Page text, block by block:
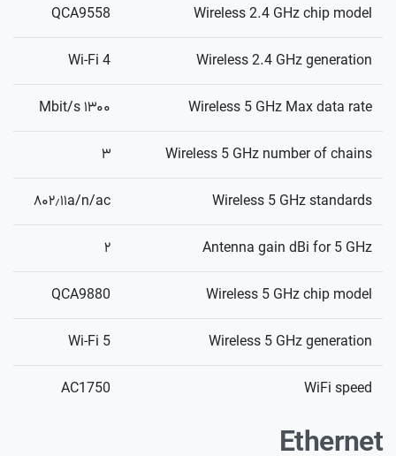
Wireless 2.4 GHz chip model
QCA9558
Wireless 2.4 GHz generation
Wi-Fi 4
Wireless 5 GHz Max data rate ۱۳۰۰ Mbit/s
Wireless 5 GHz number of chains ۳
Wireless 5 GHz standards ۸۰۲٫۱۱a/n/ac
Antenna gain dBi for 5 GHz ۲
Wireless 5 GHz chip model
QCA9880
Wireless 5 GHz generation
Wi-Fi 5
WiFi speed
AC1750
Ethernet